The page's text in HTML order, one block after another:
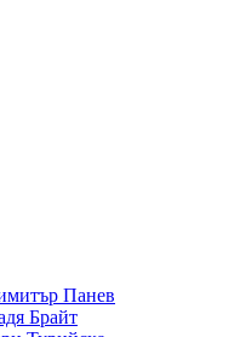
Панев
Брайт